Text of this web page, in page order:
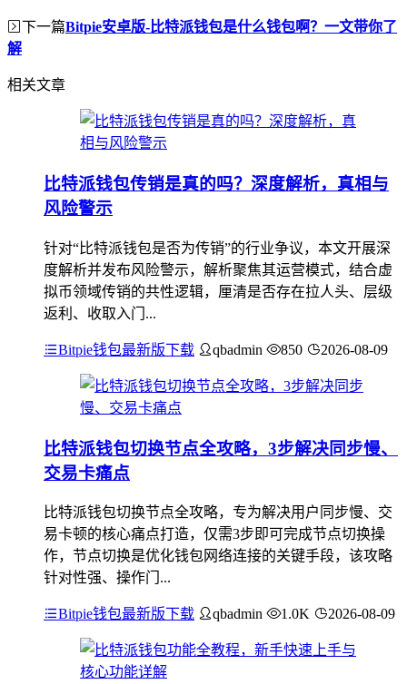
下一篇Bitpie安卓版-比特派钱包是什么钱包啊？一文带你了
解
相关文章
比特派钱包传销是真的吗？深度解析，真相与
风险警示
针对“比特派钱包是否为传销”的行业争议，本文开展深
度解析并发布风险警示，解析聚焦其运营模式，结合虚
拟币领域传销的共性逻辑，厘清是否存在拉人头、层级
返利、收取入门...
Bitpie钱包最新版下载 qbadmin 850 2026-08-09
比特派钱包切换节点全攻略，3步解决同步慢、
交易卡痛点
比特派钱包切换节点全攻略，专为解决用户同步慢、交
易卡顿的核心痛点打造，仅需3步即可完成节点切换操
作，节点切换是优化钱包网络连接的关键手段，该攻略
针对性强、操作门...
Bitpie钱包最新版下载 qbadmin 1.0K 2026-08-09